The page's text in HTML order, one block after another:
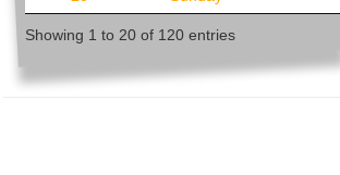
Showing 1 to 20 of 120 entries